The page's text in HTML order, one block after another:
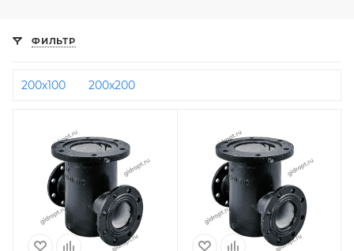
ФИЛЬТР
200х100 200х200